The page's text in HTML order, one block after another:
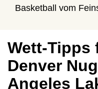
Basketball vom
Wett-Tipps
Denver
Angeles